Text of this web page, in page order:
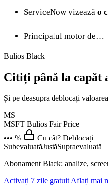
ServiceNow vizează o
Principalul motor de…
Bulios Black
Citiți până la capăt
Și pe deasupra deblocați
MS
MSFT Bulios Fair Price
••• %
Cu cât? Deblocați
SubevaluatăJustăSupraevaluată
Abonament Black: analize,
Activați 7 zile gratuit Aflați mai